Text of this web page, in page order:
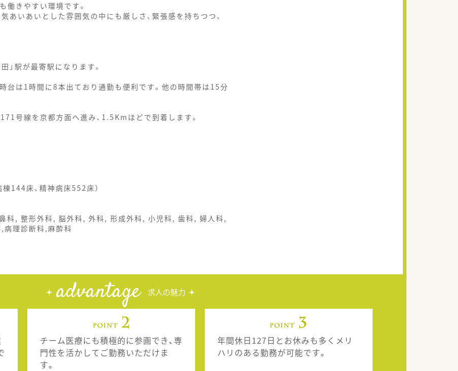
働きやすい環境です。
あいあいとした雰囲気の中にも厳しさ、緊張感を持ちつつ、
」駅が最寄駅になります。
台は1時間に8本出ており通勤も便利です。他の時間帯は15分
号線を京都方面へ進み、1.5Kmほどで到着します。
144床、精神病床552床）
科, 整形外科, 脳外科, 外科, 形成外科, 小児科, 歯科, 婦人科,
病理診断科,麻酔科
advantage 求人の魅力
チーム医療にも積極的に参画でき、専
門性を活かしてご勤務いただけま
す。
年間休日127日とお休みも多くメリ
ハリのある勤務が可能です。